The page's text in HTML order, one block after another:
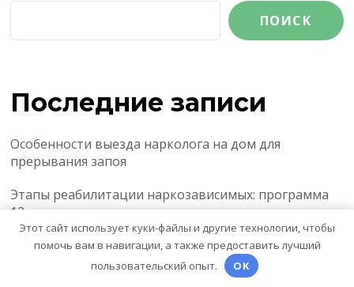
ПОИСК
Последние записи
Особенности выезда нарколога на дом для
прерывания запоя
Этапы реабилитации наркозависимых: программа
12 шагов, терапия и ресоциализация
Структура и основные направления работы
алкогольного холдинга
Этот сайт использует куки-файлы и другие технологии, чтобы
помочь вам в навигации, а также предоставить лучший
пользовательский опыт.
OK